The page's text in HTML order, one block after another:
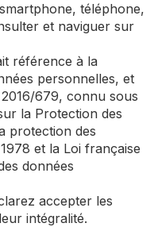
téléphone,
et naviguer sur
référence à la
personnelles, et
679, connu sous
la Protection des
protection des
et la Loi française
données
accepter les
intégralité.